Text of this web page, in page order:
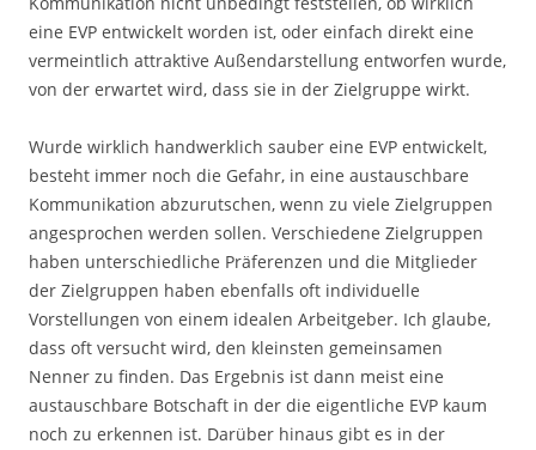
eine EVP entwickelt worden ist, oder einfach direkt eine
vermeintlich attraktive Außendarstellung entworfen wurde,
von der erwartet wird, dass sie in der Zielgruppe wirkt.
Wurde wirklich handwerklich sauber eine EVP entwickelt,
besteht immer noch die Gefahr, in eine austauschbare
Kommunikation abzurutschen, wenn zu viele Zielgruppen
angesprochen werden sollen. Verschiedene Zielgruppen
haben unterschiedliche Präferenzen und die Mitglieder
der Zielgruppen haben ebenfalls oft individuelle
Vorstellungen von einem idealen Arbeitgeber. Ich glaube,
dass oft versucht wird, den kleinsten gemeinsamen
Nenner zu finden. Das Ergebnis ist dann meist eine
austauschbare Botschaft in der die eigentliche EVP kaum
noch zu erkennen ist. Darüber hinaus gibt es in der